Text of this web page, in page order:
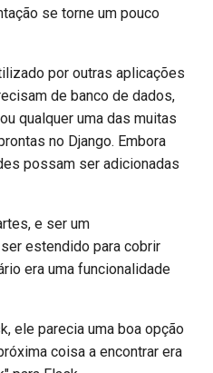
Arquivos Estáticos
Testando
Depuração
se torne um pouco
por outras aplicações
de banco de dados,
qualquer uma das muitas
no Django. Embora
possam ser adicionadas
e ser um
estendido para cobrir
era uma funcionalidade
ele parecia uma boa opção
coisa a encontrar era